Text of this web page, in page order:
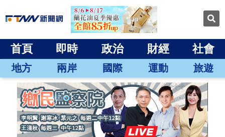
首頁 即時 政治 財經 社會
地方 兩岸 國際 運動 旅遊